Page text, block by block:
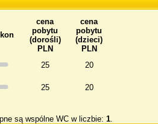
cena
pobytu
(dorośli)
PLN
cena
pobytu
(dzieci)
PLN
25 20
25 20
są wspólne WC w liczbie: 1